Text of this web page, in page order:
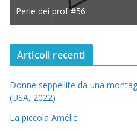
Perle dei prof #56
Articoli recenti
Donne seppellite da una
(USA, 2022)
La piccola Amélie